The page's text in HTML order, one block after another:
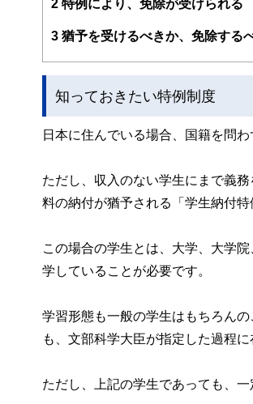
2 特例により、免除が受けられる
3 猶予を受けるべきか、免除す
知っておきたい特例制度
日本に住んでいる場合、国籍を問
ただし、収入のない学生にまで義
料の納付が猶予される「学生納付特
この場合の学生とは、大学、大学
学していることが必要です。
学習形態も一般の学生はもちろん
も、文部科学大臣が指定した過程に
ただし、上記の学生であっても、